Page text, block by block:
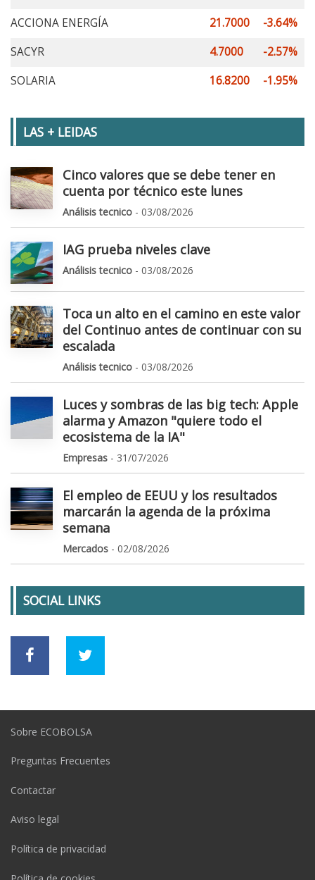
ACCIONA ENERGÍA
21.7000
-3.64%
SACYR
4.7000
-2.57%
SOLARIA
16.8200 -1.95%
LAS + LEIDAS
Cinco valores que se debe tener en
cuenta por técnico este lunes
Análisis tecnico - 03/08/2026
IAG prueba niveles clave
Análisis tecnico - 03/08/2026
Toca un alto en el camino en este valor
del Continuo antes de continuar con su
escalada
Análisis tecnico - 03/08/2026
Luces y sombras de las big tech: Apple
alarma y Amazon "quiere todo el
ecosistema de la IA"
Empresas - 31/07/2026
El empleo de EEUU y los resultados
marcarán la agenda de la próxima
semana
Mercados - 02/08/2026
SOCIAL LINKS
Sobre ECOBOLSA
Preguntas Frecuentes
Contactar
Aviso legal
Política de privacidad